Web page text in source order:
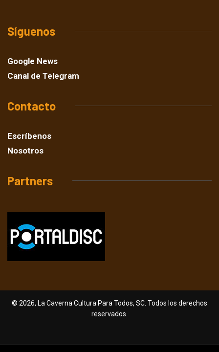
Síguenos
Google News
Canal de Telegram
Contacto
Escríbenos
Nosotros
Partners
© 2026, La Caverna Cultura Para Todos, SC. Todos los derechos
reservados.